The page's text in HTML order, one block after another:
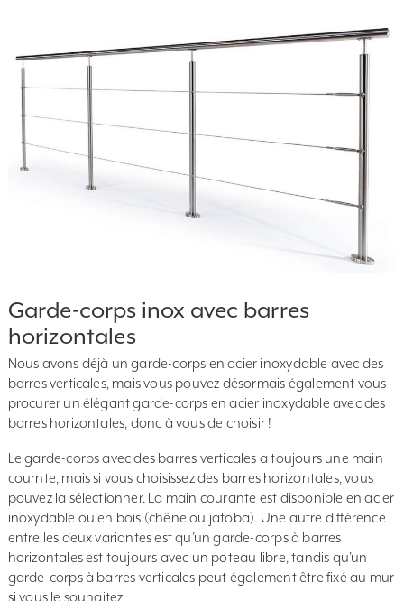
Garde-corps inox avec barres
horizontales
Nous avons déjà un garde-corps en acier inoxydable avec des
barres verticales, mais vous pouvez désormais également vous
procurer un élégant garde-corps en acier inoxydable avec des
barres horizontales, donc à vous de choisir !
Le garde-corps avec des barres verticales a toujours une main
cournte, mais si vous choisissez des barres horizontales, vous
pouvez la sélectionner. La main courante est disponible en acier
inoxydable ou en bois (chêne ou jatoba). Une autre différence
entre les deux variantes est qu’un garde-corps à barres
horizontales est toujours avec un poteau libre, tandis qu’un
garde-corps à barres verticales peut également être fixé au mur
si vous le souhaitez.